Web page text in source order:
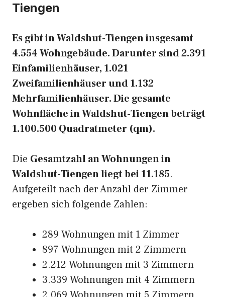
Tiengen
Es gibt in Waldshut-Tiengen insgesamt
4.554 Wohngebäude. Darunter sind 2.391
Einfamilienhäuser, 1.021
Zweifamilienhäuser und 1.132
Mehrfamilienhäuser. Die gesamte
Wohnfläche in Waldshut-Tiengen beträgt
1.100.500 Quadratmeter (qm).
Die Gesamtzahl an Wohnungen in
Waldshut-Tiengen liegt bei 11.185.
Aufgeteilt nach der Anzahl der Zimmer
ergeben sich folgende Zahlen:
289 Wohnungen mit 1 Zimmer
897 Wohnungen mit 2 Zimmern
2.212 Wohnungen mit 3 Zimmern
3.339 Wohnungen mit 4 Zimmern